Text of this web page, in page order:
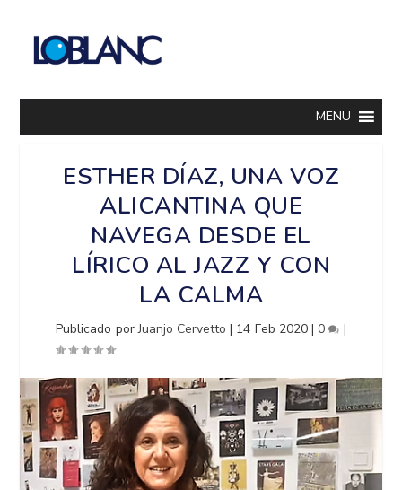
MENU
ESTHER DÍAZ, UNA VOZ
ALICANTINA QUE
NAVEGA DESDE EL
LÍRICO AL JAZZ Y CON
LA CALMA
Publicado porJuanjo Cervetto | 14 Feb 2020|0 |